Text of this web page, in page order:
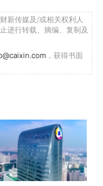
新传媒及/或相关权利人
进行转载、摘编、复制及
，获得书面